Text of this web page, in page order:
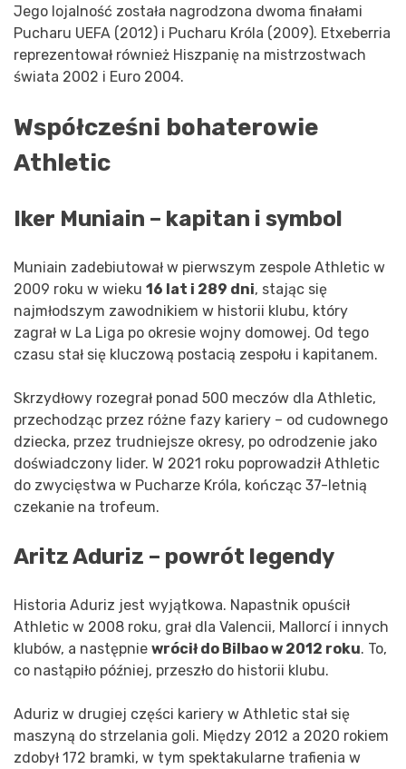
Jego lojalność została nagrodzona dwoma finałami
Pucharu UEFA (2012) i Pucharu Króla (2009). Etxeberria
reprezentował również Hiszpanię na mistrzostwach
świata 2002 i Euro 2004.
Współcześni bohaterowie
Athletic
Iker Muniain – kapitan i symbol
Muniain zadebiutował w pierwszym zespole Athletic w
2009 roku w wieku 16 lat i 289 dni, stając się
najmłodszym zawodnikiem w historii klubu, który
zagrał w La Liga po okresie wojny domowej. Od tego
czasu stał się kluczową postacią zespołu i kapitanem.
Skrzydłowy rozegrał ponad 500 meczów dla Athletic,
przechodząc przez różne fazy kariery – od cudownego
dziecka, przez trudniejsze okresy, po odrodzenie jako
doświadczony lider. W 2021 roku poprowadził Athletic
do zwycięstwa w Pucharze Króla, kończąc 37-letnią
czekanie na trofeum.
Aritz Aduriz – powrót legendy
Historia Aduriz jest wyjątkowa. Napastnik opuścił
Athletic w 2008 roku, grał dla Valencii, Mallorcí i innych
klubów, a następnie wrócił do Bilbao w 2012 roku. To,
co nastąpiło później, przeszło do historii klubu.
Aduriz w drugiej części kariery w Athletic stał się
maszyną do strzelania goli. Między 2012 a 2020 rokiem
zdobył 172 bramki, w tym spektakularne trafienia w